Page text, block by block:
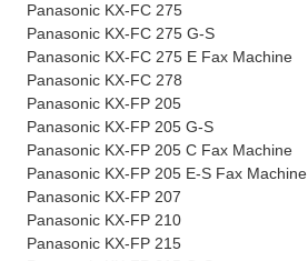
Panasonic KX-FC 275
Panasonic KX-FC 275 G-S
Panasonic KX-FC 275 E Fax Machine
Panasonic KX-FC 278
Panasonic KX-FP 205
Panasonic KX-FP 205 G-S
Panasonic KX-FP 205 C Fax Machine
Panasonic KX-FP 205 E-S Fax Machine
Panasonic KX-FP 207
Panasonic KX-FP 210
Panasonic KX-FP 215